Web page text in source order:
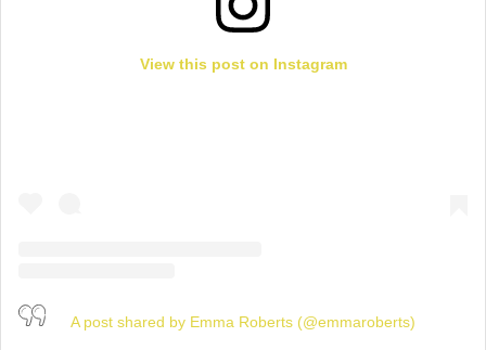
View this post on Instagram
A post shared by Emma Roberts (@emmaroberts)